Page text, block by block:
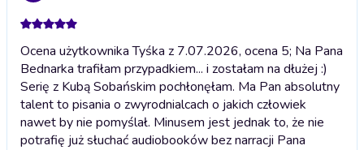
Ocena użytkownika Tyśka z 7.07.2026, ocena 5; Na Pana
Bednarka trafiłam przypadkiem... i zostałam na dłużej :)
Serię z Kubą Sobańskim pochłonęłam. Ma Pan absolutny
talent to pisania o zwyrodnialcach o jakich człowiek
nawet by nie pomyślał. Minusem jest jednak to, że nie
potrafię już słuchać audiobooków bez narracji Pana